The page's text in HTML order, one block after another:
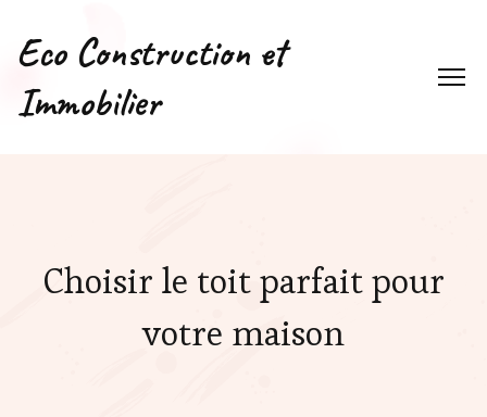
Eco Construction et
Immobilier
Choisir le toit parfait pour
votre maison